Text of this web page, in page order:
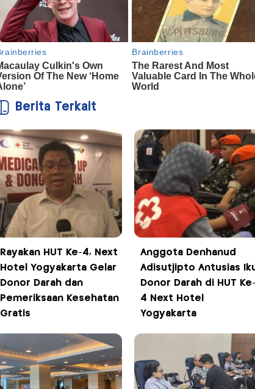
Berita Terkait
Rayakan HUT Ke-4, Next
Hotel Yogyakarta Gelar
Donor Darah dan
Pemeriksaan Kesehatan
Gratis
Anggota Denhanud
Adisutjipto Antusias
Donor Darah di HUT Ke-
4 Next Hotel
Yogyakarta